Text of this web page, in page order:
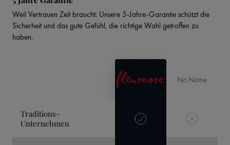
No Name
Traditions-
Unternehmen
Weil Vertrauen Zeit braucht: Unsere 5-Jahre-Garantie schützt die
Sicherheit und das gute Gefühl, die richtige Wahl getroffen zu
haben.